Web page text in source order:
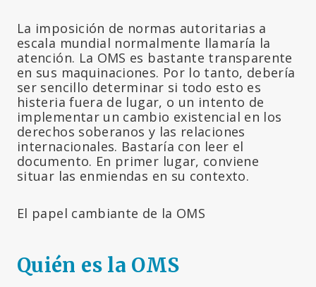
La imposición de normas autoritarias a
escala mundial normalmente llamaría la
atención. La OMS es bastante transparente
en sus maquinaciones. Por lo tanto, debería
ser sencillo determinar si todo esto es
histeria fuera de lugar, o un intento de
implementar un cambio existencial en los
derechos soberanos y las relaciones
internacionales. Bastaría con leer el
documento. En primer lugar, conviene
situar las enmiendas en su contexto.
El papel cambiante de la OMS
Quién es la OMS